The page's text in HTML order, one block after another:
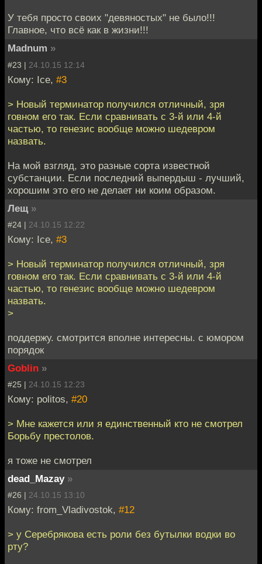
У тебя просто своих "девяностых" не было!!!
Главное, что всё как в жизни!!!
Madnum »
#23 | 24.10.15 12:14
Кому: Ice, #3
> Новый терминатор получился отличный, зря
говном его так. Если сравнивать с 3-й или 4-й
частью, то генезис вообще можно шедевром
назвать.
На мой взгляд, это разные сорта известной
субстанции. Если последний выпердыш - лучший,
хорошим это его не делает ни коим образом.
Лещ »
#24 | 24.10.15 12:22
Кому: Ice, #3
> Новый терминатор получился отличный, зря
говном его так. Если сравнивать с 3-й или 4-й
частью, то генезис вообще можно шедевром
назвать.
>
поддержу. смотрится вполне интересны. с юмором
порядок
Goblin »
#25 | 24.10.15 12:23
Кому: politos, #20
> Мне кажется или я единственный кто не смотрел
Борьбу престолов.
я тоже не смотрел
dead_Mazay »
#26 | 24.10.15 13:10
Кому: from_Vladivostok, #12
> у Серебрякова есть роли без бутылки водки во
рту?